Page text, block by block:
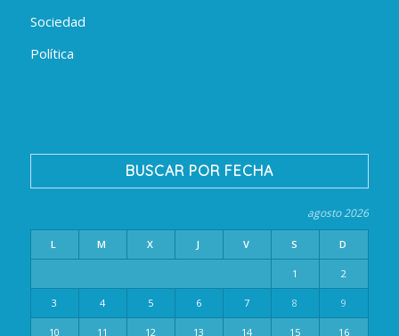
Sociedad
Política
BUSCAR POR FECHA
agosto 2026
L M X J V S D
1 2
3 4 5 6 7 8 9
10 11 12 13 14 15 16